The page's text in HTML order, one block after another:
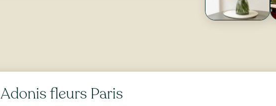
Adonis fleurs Paris